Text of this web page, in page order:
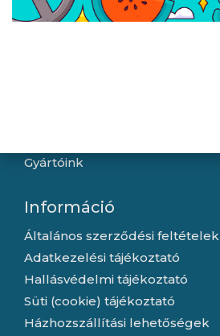
Gyártóink
Információ
Általános szerződési feltételek
Adatkezelési tájékoztató
Hallásvédelmi tájékoztató
Süti (cookie) tájékoztató
Házhozszállítási lehetőségek